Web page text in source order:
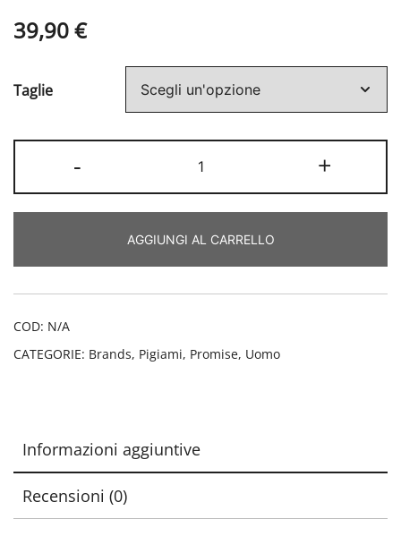
39,90€
Taglie
-
uomo
corto
quantità
+
AGGIUNGI AL CARRELLO
COD: N/A
CATEGORIE: Brands, Pigiami, Promise, Uomo
Informazioni aggiuntive
Recensioni (0)